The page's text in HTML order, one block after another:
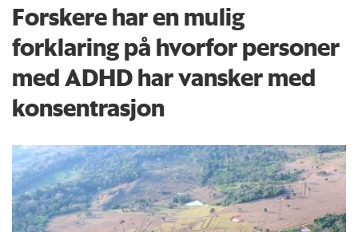
Forskere har en mulig
forklaring på hvorfor personer
med ADHD har vansker med
konsentrasjon